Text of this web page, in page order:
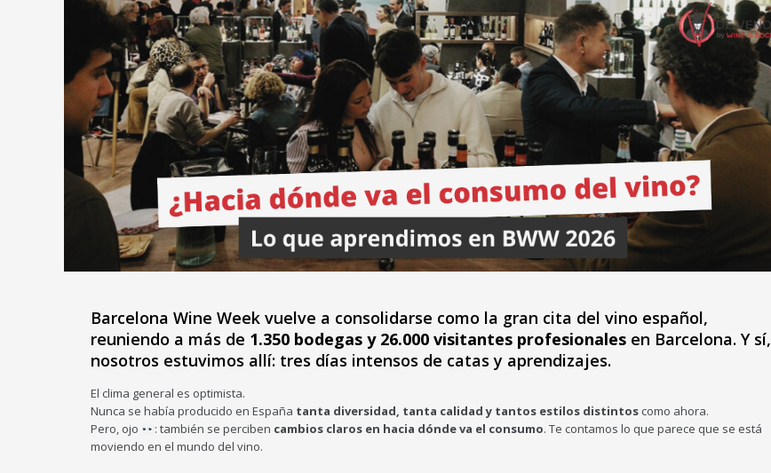
Larger
Barcelona Wine Week vuelve a consolidarse como la gran cita del vino español,
reuniendo a más de 1.350 bodegas y 26.000 visitantes profesionales en Barcelona. Y sí,
nosotros estuvimos allí: tres días intensos de catas y aprendizajes.
El clima general es optimista.
Nunca se había producido en España tanta diversidad, tanta calidad y tantos estilos distintos como ahora.
Pero, ojo
: también se perciben cambios claros en hacia dónde va el consumo. Te contamos lo que parece que se está
moviendo en el mundo del vino.